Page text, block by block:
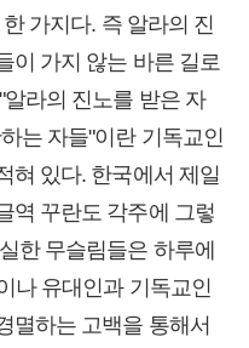
가지다. 즉 알라의 진
이 가지 않는 바른 길로
라의 진노를 받은 자
는 자들"이란 기독교인
혀 있다. 한국에서 제일
역 꾸란도 각주에 그렇
한 무슬림들은 하루에
나 유대인과 기독교인
멸하는 고백을 통해서